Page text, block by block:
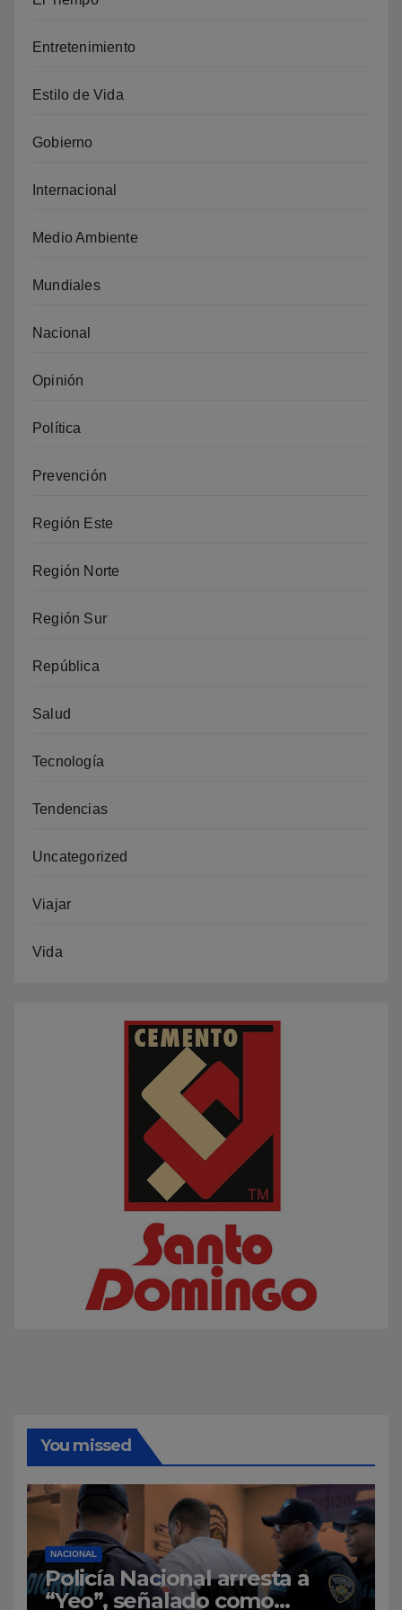
Entretenimiento
Estilo de Vida
Gobierno
Internacional
Medio Ambiente
Mundiales
Nacional
Opinión
Política
Prevención
Región Este
Región Norte
Región Sur
República
Salud
Tecnología
Tendencias
Uncategorized
Viajar
Vida
You missed
NACIONAL
Policía Nacional arresta a
“Yeo”, señalado como